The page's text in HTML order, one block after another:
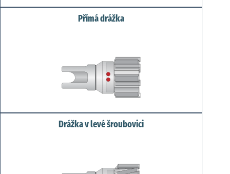
Přímá drážka
Drážka v levé šroubovici